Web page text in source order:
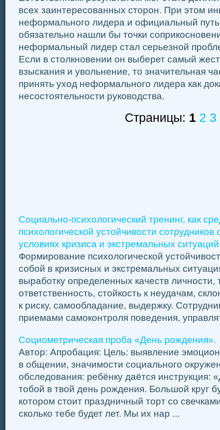
всех заинтересованных сторон. При этом
неформального лидера и официальный
обязательно нашли бы точки
неформальный лидер стал серьезной
Если в столкновении он выберет самый
взыскания и увольнение, то значительная
принять уход неформального лидера как
несостоятельности руководства.
Страницы: 1 2 3
Социально-психологический тренинг, как
психологической устойчивости сотрудников
условиях кризиса и экстремальных ситуаций
Формирование психологической
собой в кризисных и экстремальных
выработку определенных качеств личности,
ответственность, стойкость к неудачам,
к риску, самообладание, выдержку.
приемами самоконтроля поведения,
Социометрическая проба «День рождения».
Автор: Апробация: Цель: выявление
в общении, значимости социального
обследования: ребёнку даётся инструкция:
тобой в твой день рождения. Большой круг
котором стоит праздничный торт со
сколько тебе будет лет. Мы их нар ...